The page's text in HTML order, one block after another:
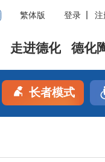
繁体版 登录 注
走进德化 德化
长者模式